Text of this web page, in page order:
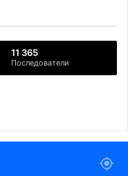
11 365
Последователи